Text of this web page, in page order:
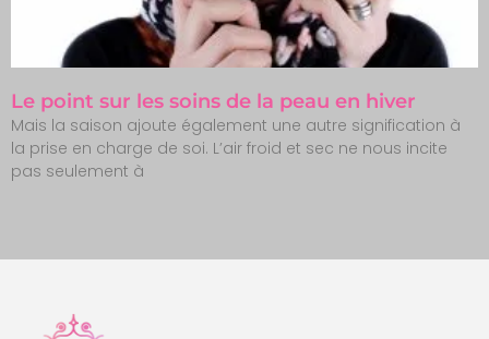
Le point sur les soins de la peau en hiver
Mais la saison ajoute également une autre signification à
la prise en charge de soi. L’air froid et sec ne nous incite
pas seulement à